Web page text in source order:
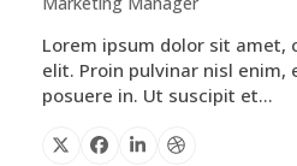
Lorem ipsum dolor sit amet,
elit. Proin pulvinar nisl enim,
posuere in. Ut suscipit et…
X Facebook
LinkedinDribbble